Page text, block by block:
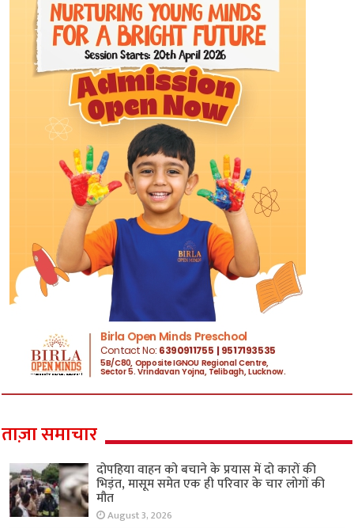
ताज़ा समाचार
दोपहिया वाहन को बचाने के प्रयास में दो कारों की
भिड़ंत, मासूम समेत एक ही परिवार के चार लोगों की
मौत
August 3, 2026